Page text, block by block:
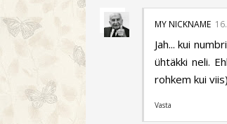
MY NICKNAME
Jah... kui
ühtäkki neli.
rohkem kui viis)
Vasta